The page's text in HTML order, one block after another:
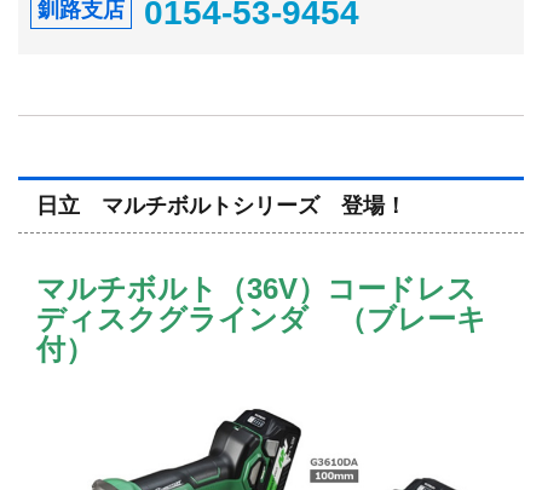
釧路支店 0154-53-9454
日立 マルチボルトシリーズ 登場！
マルチボルト（36V）コードレス
ディスクグラインダ （ブレーキ
付）